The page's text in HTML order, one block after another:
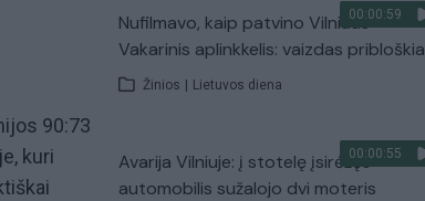
90:73
kuri
00:00:59
Nufilmavo, kaip patvino Vilniaus
Vakarinis aplinkkelis: vaizdas pribloškia
Žinios Lietuvos diena
00:00:55
Avarija Vilniuje: į stotelę įsirėžęs
automobilis sužalojo dvi moteris